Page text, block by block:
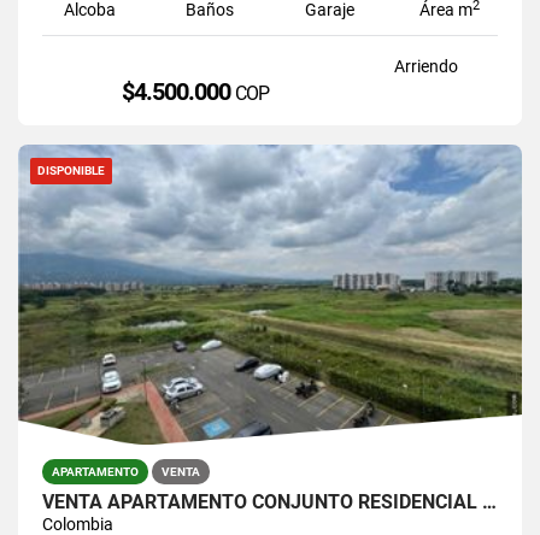
Alcoba Baños Garaje Área m2
Arriendo
$4.500.000 COP
DISPONIBLE
APARTAMENTO VENTA
VENTA APARTAMENTO CONJUNTO RESIDENCIAL ARBOLEDA, JAMUNDI
Colombia